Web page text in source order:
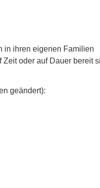
in ihren eigenen Familien
oder auf Dauer bereit
geändert):